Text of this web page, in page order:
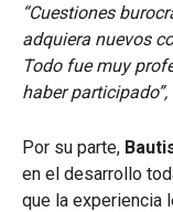
“Cuestiones
adquiera nuevos
Todo fue muy
haber participado”,
Por su parte,
en el desarrollo
que la experiencia